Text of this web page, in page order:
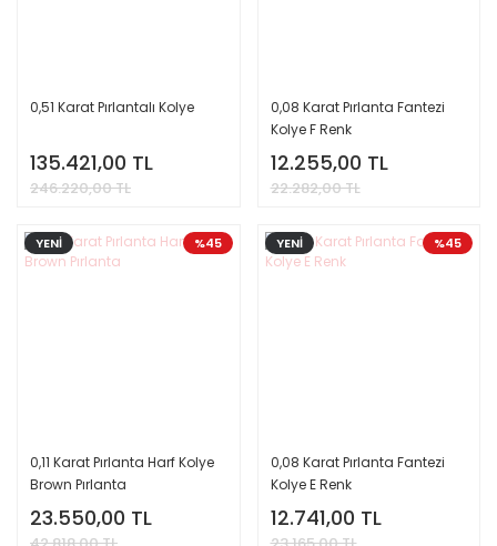
0,51 Karat Pırlantalı Kolye
135.421,00 TL
246.220,00 TL
0,08 Karat Pırlanta Fantezi
Kolye F Renk
12.255,00 TL
22.282,00 TL
%45
YENİ
0,11 Karat Pırlanta Harf Kolye
Brown Pırlanta
23.550,00 TL
%45
YENİ
0,08 Karat Pırlanta Fantezi
Kolye E Renk
12.741,00 TL